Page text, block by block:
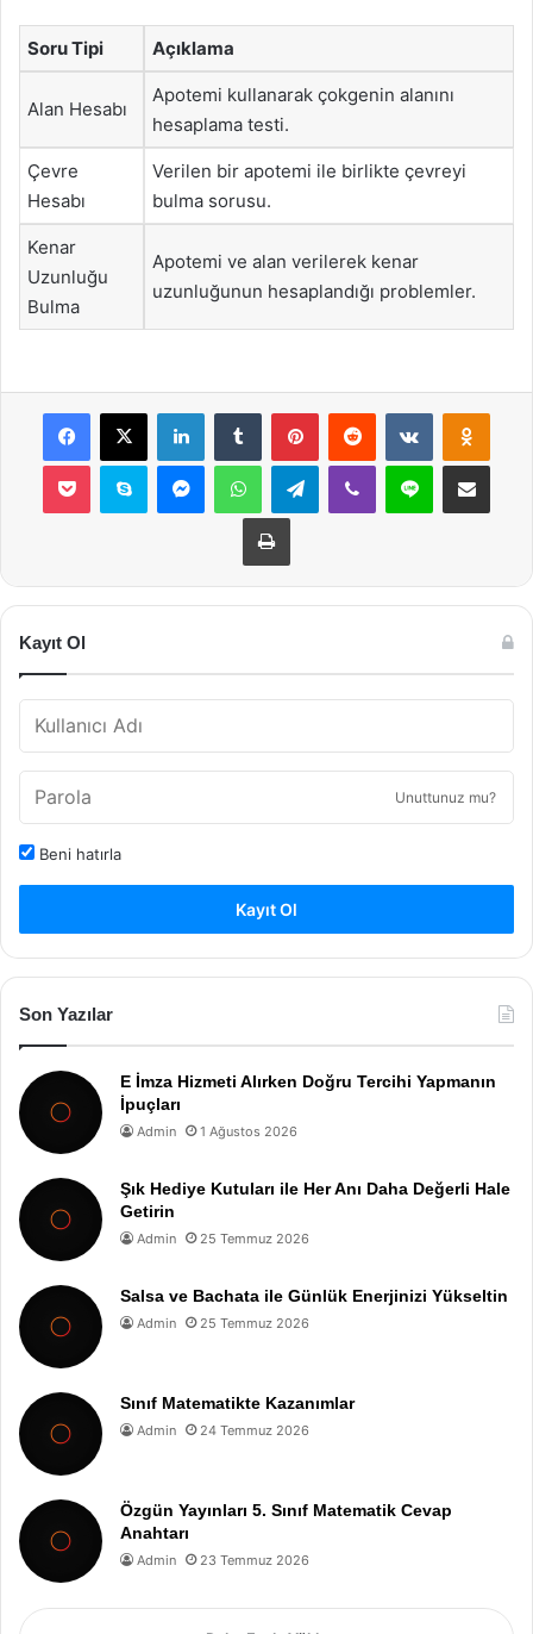
Soru Tipi Açıklama
Alan Hesabı
Apotemi kullanarak çokgenin alanını
hesaplama testi.
Çevre
Hesabı
Verilen bir apotemi ile birlikte çevreyi
bulma sorusu.
Kenar
Uzunluğu
Bulma
Apotemi ve alan verilerek kenar
uzunluğunun hesaplandığı problemler.
Facebook
X LinkedInTumblr PinterestReddit VKontakte
Pocket Skype MessengerWhatsAppTelegramViber Line E-Posta ile
Yazdır
Kayıt Ol
Unuttunuz mu?
Beni hatırla
Kayıt Ol
Son Yazılar
E İmza Hizmeti Alırken Doğru Tercihi Yapmanın
İpuçları
Admin 1 Ağustos 2026
Şık Hediye Kutuları ile Her Anı Daha Değerli Hale
Getirin
Admin 25 Temmuz 2026
Salsa ve Bachata ile Günlük Enerjinizi Yükseltin
Admin 25 Temmuz 2026
Sınıf Matematikte Kazanımlar
Admin 24 Temmuz 2026
Özgün Yayınları 5. Sınıf Matematik Cevap
Anahtarı
Admin 23 Temmuz 2026